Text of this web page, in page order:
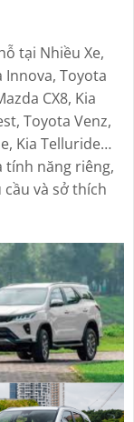
tại Nhiều Xe,
Toyota
CX8, Kia
Toyota Venz,
Kia Telluride…
tính năng riêng,
và sở thích